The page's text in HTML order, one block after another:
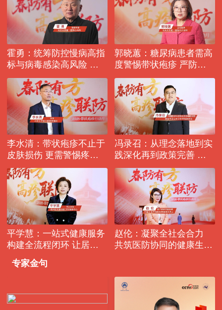
霍勇：统筹防控慢病高指
标与病毒感染高风险 是
疾病防治的重中之重
郭晓蕙：糖尿病患者需高
度警惕带状疱疹 严防叠
加健康风险
李水清：带状疱疹不止于
皮肤损伤 更需警惕疼痛
对慢病管理的连锁冲击
冯录召：从理念落地到实
践深化再到政策完善 疫
苗处方价值持续彰显
平学慧：一站式健康服务
构建全流程闭环 让居民
健康守护更高效便捷
赵伦：凝聚全社会合力
共筑医防协同的健康生态
专家金句